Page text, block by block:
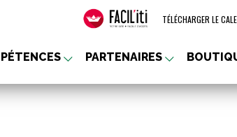
TÉLÉCHARGER LE
PARTENAIRES